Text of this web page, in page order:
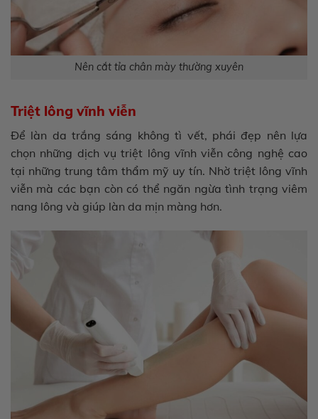
Nên cắt tỉa chân mày thường xuyên
Triệt lông vĩnh viễn
Để làn da trắng sáng không tì vết, phái đẹp nên lựa
chọn những dịch vụ triệt lông vĩnh viễn công nghệ cao
tại những trung tâm thẩm mỹ uy tín. Nhờ triệt lông vĩnh
viễn mà các bạn còn có thể ngăn ngừa tình trạng viêm
nang lông và giúp làn da mịn màng hơn.